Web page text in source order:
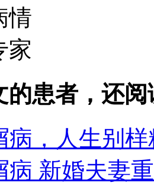
情
家
的患者，还
病，人生别
病 新婚夫妻